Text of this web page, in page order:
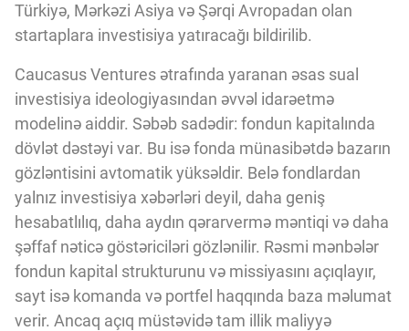
Türkiyə, Mərkəzi Asiya və Şərqi Avropadan olan
startaplara investisiya yatıracağı bildirilib.
Caucasus Ventures ətrafında yaranan əsas sual
investisiya ideologiyasından əvvəl idarəetmə
modelinə aiddir. Səbəb sadədir: fondun kapitalında
dövlət dəstəyi var. Bu isə fonda münasibətdə bazarın
gözləntisini avtomatik yüksəldir. Belə fondlardan
yalnız investisiya xəbərləri deyil, daha geniş
hesabatlılıq, daha aydın qərarvermə məntiqi və daha
şəffaf nəticə göstəriciləri gözlənilir. Rəsmi mənbələr
fondun kapital strukturunu və missiyasını açıqlayır,
sayt isə komanda və portfel haqqında baza məlumat
verir. Ancaq açıq müstəvidə tam illik maliyyə